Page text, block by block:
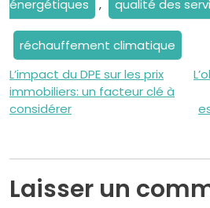
énergétiques , qualité des
réchauffement climatique
Navigation
de
L’impact du DPE sur les prix
immobiliers: un facteur clé à
considérer
Laisser un